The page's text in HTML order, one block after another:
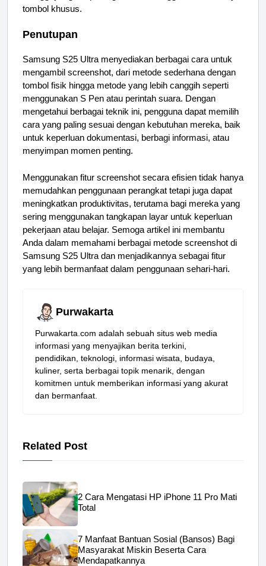
tombol khusus.
Penutupan
Samsung S25 Ultra menyediakan berbagai cara untuk
mengambil screenshot, dari metode sederhana dengan
tombol fisik hingga metode yang lebih canggih seperti
menggunakan S Pen atau perintah suara. Dengan
mengetahui berbagai teknik ini, pengguna dapat memilih
cara yang paling sesuai dengan kebutuhan mereka, baik
untuk keperluan dokumentasi, berbagi informasi, atau
menyimpan momen penting.
Menggunakan fitur screenshot secara efisien tidak hanya
memudahkan penggunaan perangkat tetapi juga dapat
meningkatkan produktivitas, terutama bagi mereka yang
sering menggunakan tangkapan layar untuk keperluan
pekerjaan atau belajar. Semoga artikel ini membantu
Anda dalam memahami berbagai metode screenshot di
Samsung S25 Ultra dan menjadikannya sebagai fitur
yang lebih bermanfaat dalam penggunaan sehari-hari.
Purwakarta
Purwakarta.com adalah sebuah situs web media
informasi yang menyajikan berita terkini,
pendidikan, teknologi, informasi wisata, budaya,
kuliner, serta berbagai topik menarik, dengan
komitmen untuk memberikan informasi yang akurat
dan bermanfaat.
Related Post
2 Cara Mengatasi HP iPhone 11 Pro Mati
Total
7 Manfaat Bantuan Sosial (Bansos) Bagi
Masyarakat Miskin Beserta Cara
Mendapatkannya